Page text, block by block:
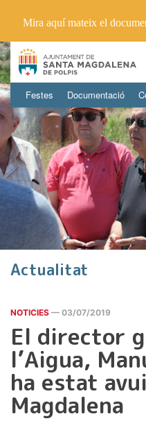
Festes Documentació
Actualitat
NOTICIES — 03/07/2019
El director
l’Aigua,
ha estat
Magdalena
Mira aquí mateix el